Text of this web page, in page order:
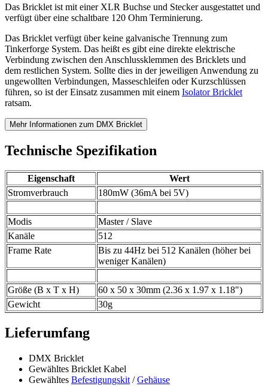
Das Bricklet ist mit einer XLR Buchse und Stecker ausgestattet und
verfügt über eine schaltbare 120 Ohm Terminierung.
Das Bricklet verfügt über keine galvanische Trennung zum
Tinkerforge System. Das heißt es gibt eine direkte elektrische
Verbindung zwischen den Anschlussklemmen des Bricklets und
dem restlichen System. Sollte dies in der jeweiligen Anwendung zu
ungewollten Verbindungen, Masseschleifen oder Kurzschlüssen
führen, so ist der Einsatz zusammen mit einem Isolator Bricklet
ratsam.
Mehr Informationen zum DMX Bricklet
Technische Spezifikation
Eigenschaft
Wert
Stromverbrauch
180mW (36mA bei 5V)
Modis
Master / Slave
Kanäle
512
Frame Rate
Bis zu 44Hz bei 512 Kanälen (höher bei
weniger Kanälen)
Größe (B x T x H)
60 x 50 x 30mm (2.36 x 1.97 x 1.18")
Gewicht
30g
Lieferumfang
DMX Bricklet
Gewähltes Bricklet Kabel
Gewähltes Befestigungskit /Gehäuse